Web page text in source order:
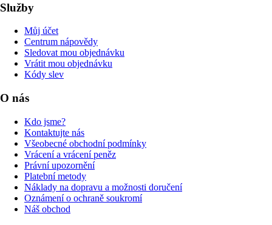
Služby
Můj účet
Centrum nápovědy
Sledovat mou objednávku
Vrátit mou objednávku
Kódy slev
O nás
Kdo jsme?
Kontaktujte nás
Všeobecné obchodní podmínky
Vrácení a vrácení peněz
Právní upozornění
Platební metody
Náklady na dopravu a možnosti doručení
Oznámení o ochraně soukromí
Náš obchod